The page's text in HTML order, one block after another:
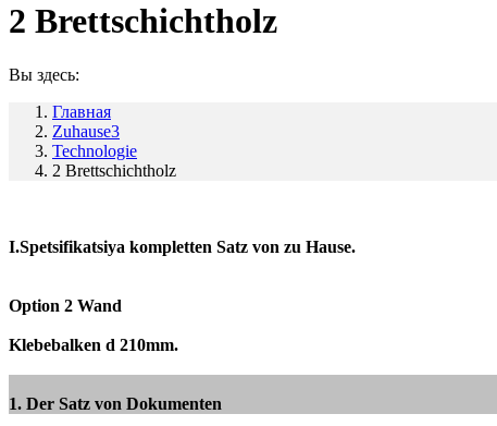
2 Brettschichtholz
Вы здесь:
Главная
Zuhause3
Technologie
2 Brettschichtholz
I.Spetsifikatsiya kompletten Satz von zu Hause.
Option 2 Wand
Klebebalken d 210mm.
1. Der Satz von Dokumenten